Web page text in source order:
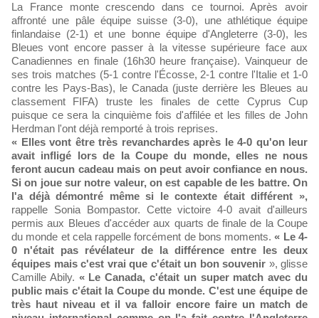
La France monte crescendo dans ce tournoi. Après avoir
affronté une pâle équipe suisse (3-0), une athlétique équipe
finlandaise (2-1) et une bonne équipe d'Angleterre (3-0), les
Bleues vont encore passer à la vitesse supérieure face aux
Canadiennes en finale (16h30 heure française). Vainqueur de
ses trois matches (5-1 contre l'Écosse, 2-1 contre l'Italie et 1-0
contre les Pays-Bas), le Canada (juste derrière les Bleues au
classement FIFA) truste les finales de cette Cyprus Cup
puisque ce sera la cinquième fois d'affilée et les filles de John
Herdman l'ont déjà remporté à trois reprises.
« Elles vont être très revanchardes après le 4-0 qu'on leur
avait infligé lors de la Coupe du monde, elles ne nous
feront aucun cadeau mais on peut avoir confiance en nous.
Si on joue sur notre valeur, on est capable de les battre. On
l'a déjà démontré même si le contexte était différent »,
rappelle Sonia Bompastor. Cette victoire 4-0 avait d'ailleurs
permis aux Bleues d'accéder aux quarts de finale de la Coupe
du monde et cela rappelle forcément de bons moments.« Le 4-
0 n'était pas révélateur de la différence entre les deux
équipes mais c'est vrai que c'était un bon souvenir », glisse
Camille Abily. « Le Canada, c'était un super match avec du
public mais c'était la Coupe du monde. C'est une équipe de
très haut niveau et il va falloir encore faire un match de